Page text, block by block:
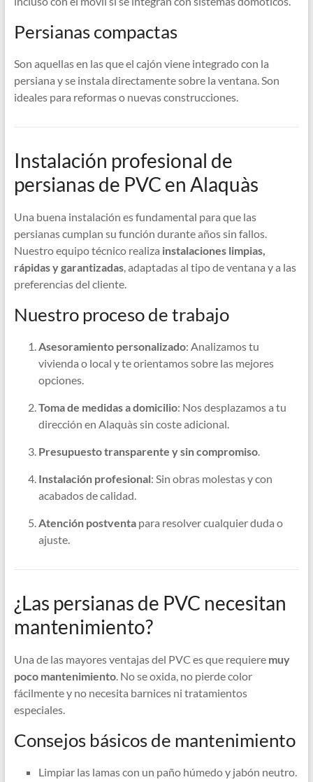
Persianas compactas
Son aquellas en las que el cajón viene integrado con la
persiana y se instala directamente sobre la ventana. Son
ideales para reformas o nuevas construcciones.
Instalación profesional de
persianas de PVC en Alaquàs
Una buena instalación es fundamental para que las
persianas cumplan su función durante años sin fallos.
Nuestro equipo técnico realiza instalaciones limpias,
rápidas y garantizadas, adaptadas al tipo de ventana y a las
preferencias del cliente.
Nuestro proceso de trabajo
Asesoramiento personalizado: Analizamos tu
vivienda o local y te orientamos sobre las mejores
opciones.
Toma de medidas a domicilio: Nos desplazamos a tu
dirección en Alaquàs sin coste adicional.
Presupuesto transparente y sin compromiso.
Instalación profesional: Sin obras molestas y con
acabados de calidad.
Atención postventapara resolver cualquier duda o
ajuste.
¿Las persianas de PVC necesitan
mantenimiento?
Una de las mayores ventajas del PVC es que requiere muy
poco mantenimiento. No se oxida, no pierde color
fácilmente y no necesita barnices ni tratamientos
especiales.
Consejos básicos de mantenimiento
Limpiar las lamas con un paño húmedo y jabón neutro.